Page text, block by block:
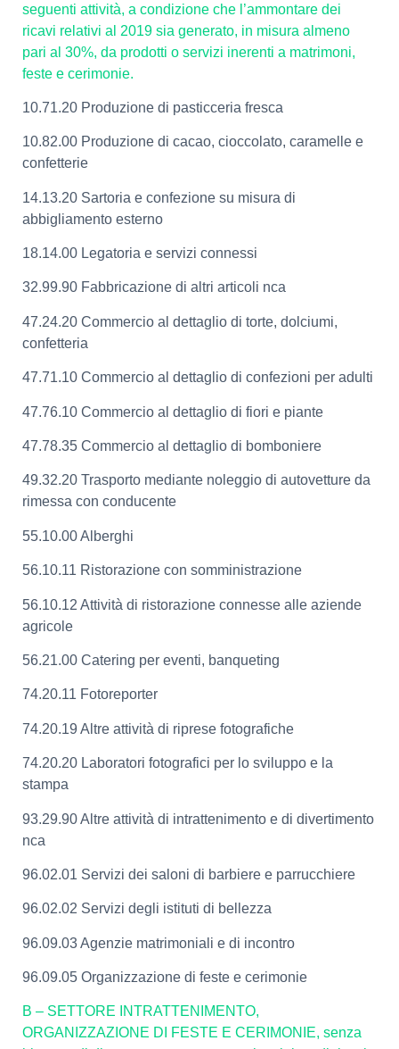
seguenti attività, a condizione che l’ammontare dei
ricavi relativi al 2019 sia generato, in misura almeno
pari al 30%, da prodotti o servizi inerenti a matrimoni,
feste e cerimonie.
10.71.20 Produzione di pasticceria fresca
10.82.00 Produzione di cacao, cioccolato, caramelle e
confetterie
14.13.20 Sartoria e confezione su misura di
abbigliamento esterno
18.14.00 Legatoria e servizi connessi
32.99.90 Fabbricazione di altri articoli nca
47.24.20 Commercio al dettaglio di torte, dolciumi,
confetteria
47.71.10 Commercio al dettaglio di confezioni per adulti
47.76.10 Commercio al dettaglio di fiori e piante
47.78.35 Commercio al dettaglio di bomboniere
49.32.20 Trasporto mediante noleggio di autovetture da
rimessa con conducente
55.10.00 Alberghi
56.10.11 Ristorazione con somministrazione
56.10.12 Attività di ristorazione connesse alle aziende
agricole
56.21.00 Catering per eventi, banqueting
74.20.11 Fotoreporter
74.20.19 Altre attività di riprese fotografiche
74.20.20 Laboratori fotografici per lo sviluppo e la
stampa
93.29.90 Altre attività di intrattenimento e di divertimento
nca
96.02.01 Servizi dei saloni di barbiere e parrucchiere
96.02.02 Servizi degli istituti di bellezza
96.09.03 Agenzie matrimoniali e di incontro
96.09.05 Organizzazione di feste e cerimonie
B – SETTORE INTRATTENIMENTO,
ORGANIZZAZIONE DI FESTE E CERIMONIE, senza